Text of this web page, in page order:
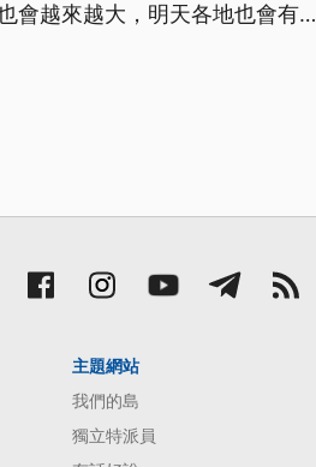
會越來越大，明天各地也會有陣
班停課，同時傍晚也宣布明天停
主題網站
我們的島
獨立特派員